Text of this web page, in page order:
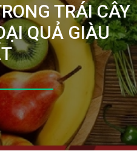
TRÁI CÂY
QUẢ GIÀU